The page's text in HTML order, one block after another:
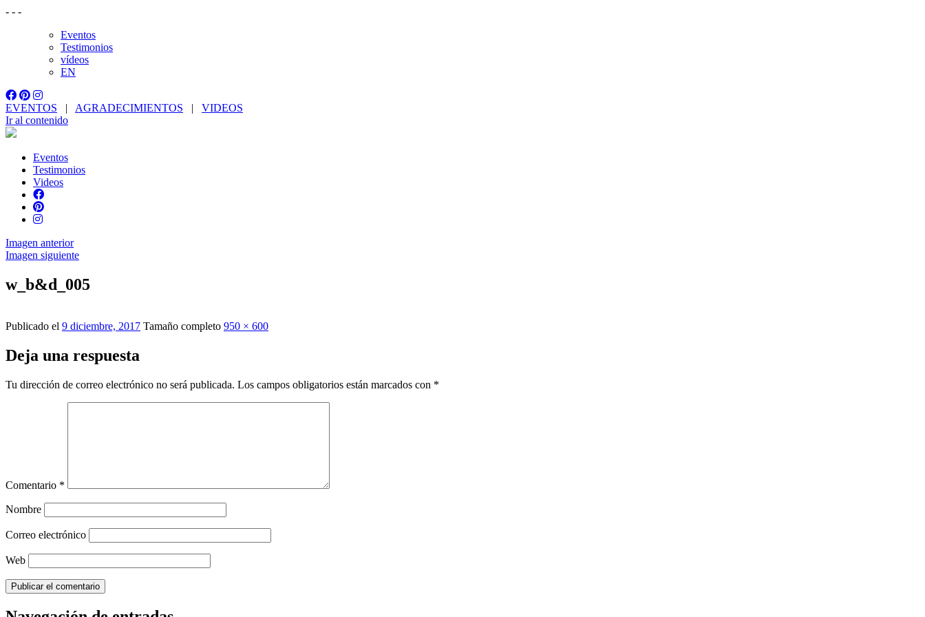
- - -
Eventos
Testimonios
vídeos
EN
EVENTOS | AGRADECIMIENTOS | VIDEOS
Ir al contenido
Eventos
Testimonios
Videos
Imagen anterior
Imagen siguiente
w_b&d_005
Publicado el 9 diciembre, 2017 Tamaño completo 950 × 600
Deja una respuesta
Tu dirección de correo electrónico no será publicada. Los campos obligatorios están marcados con *
Comentario *
Nombre
Correo electrónico
Web